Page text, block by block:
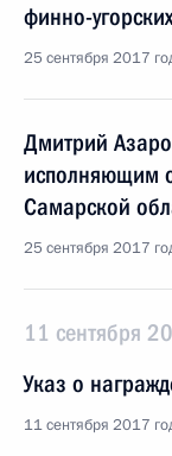
финно-
25 сентября 2017
Дмитрий
исполняющим
Самарской
25 сентября 2017
11 сентября
Указ о
11 сентября 2017